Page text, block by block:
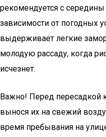
рекомендуется с
зависимости от погодных
выдерживает легкие
молодую рассаду, когда
исчезнет.
Важно! Перед пересадкой
вынося их на свежий
время пребывания на